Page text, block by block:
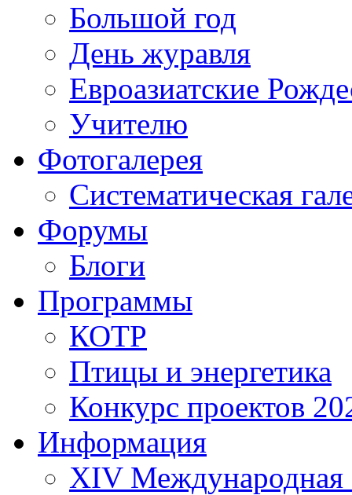
Большой год
День журавля
Евроазиатские
Учителю
Фотогалерея
Систематическая
Форумы
Блоги
Программы
КОТР
Птицы и энергетика
Конкурс проектов
Информация
XIV Международная